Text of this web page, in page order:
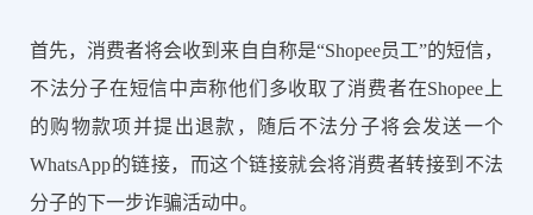
首先，消费者将会收到来自自称是“Shopee员工”的短信，
不法分子在短信中声称他们多收取了消费者在Shopee上
的购物款项并提出退款，随后不法分子将会发送一个
WhatsApp的链接，而这个链接就会将消费者转接到不法
分子的下一步诈骗活动中。